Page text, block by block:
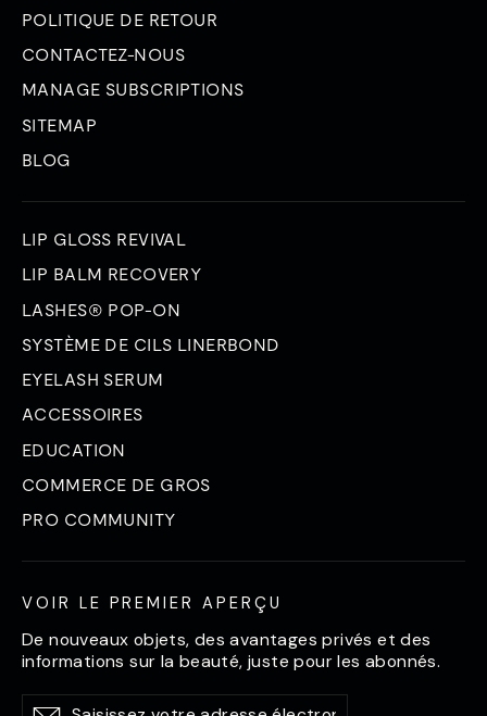
POLITIQUE DE RETOUR
CONTACTEZ-NOUS
MANAGE SUBSCRIPTIONS
SITEMAP
BLOG
LIP GLOSS REVIVAL
LIP BALM RECOVERY
LASHES® POP-ON
SYSTÈME DE CILS LINERBOND
EYELASH SERUM
ACCESSOIRES
EDUCATION
COMMERCE DE GROS
PRO COMMUNITY
VOIR LE PREMIER APERÇU
De nouveaux objets, des avantages privés et des
informations sur la beauté, juste pour les abonnés.
Saisissez
S'abonner